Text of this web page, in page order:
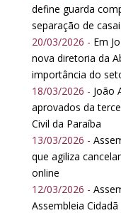
define guarda
separação de
20/03/2026 - Em
nova diretoria da
importância do
18/03/2026 - João
aprovados da
Civil da Paraíba
13/03/2026 -
que agiliza
online
12/03/2026 -
Assembleia